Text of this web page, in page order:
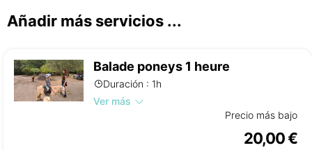
Jueves
no disponible
Añadir más servicios ...
Balade poneys 1 heure
Duración : 1h
Ver más
Precio más bajo
20,00 €